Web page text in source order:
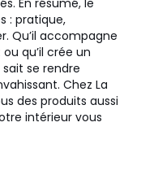
En résumé, le
: pratique,
Qu’il accompagne
qu’il crée un
se rendre
Chez La
des produits aussi
intérieur vous